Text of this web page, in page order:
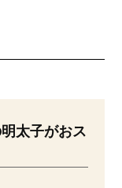
太子がおス